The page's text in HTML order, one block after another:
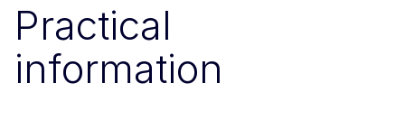
Practical
information